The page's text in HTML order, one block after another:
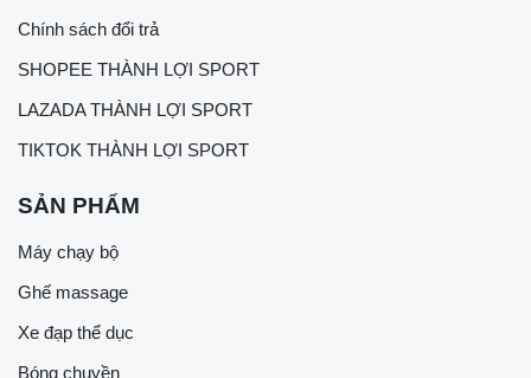
Chính sách đổi trả
SHOPEE THÀNH LỢI SPORT
LAZADA THÀNH LỢI SPORT
TIKTOK THÀNH LỢI SPORT
SẢN PHẨM
Máy chạy bộ
Ghế massage
Xe đạp thể dục
Bóng chuyền